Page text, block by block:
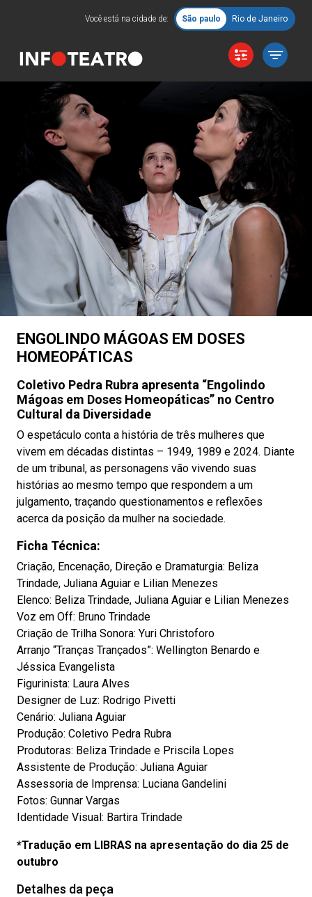
Você está na cidade de: São paulo Rio de Janeiro
ENGOLINDO MÁGOAS EM DOSES
HOMEOPÁTICAS
Coletivo Pedra Rubra apresenta “Engolindo
Mágoas em Doses Homeopáticas” no Centro
Cultural da Diversidade
O espetáculo conta a história de três mulheres que
vivem em décadas distintas – 1949, 1989 e 2024. Diante
de um tribunal, as personagens vão vivendo suas
histórias ao mesmo tempo que respondem a um
julgamento, traçando questionamentos e reflexões
acerca da posição da mulher na sociedade.
Ficha Técnica:
Criação, Encenação, Direção e Dramaturgia: Beliza
Trindade, Juliana Aguiar e Lilian Menezes
Elenco: Beliza Trindade, Juliana Aguiar e Lilian Menezes
Voz em Off: Bruno Trindade
Criação de Trilha Sonora: Yuri Christoforo
Arranjo “Tranças Trançados”: Wellington Benardo e
Jéssica Evangelista
Figurinista: Laura Alves
Designer de Luz: Rodrigo Pivetti
Cenário: Juliana Aguiar
Produção: Coletivo Pedra Rubra
Produtoras: Beliza Trindade e Priscila Lopes
Assistente de Produção: Juliana Aguiar
Assessoria de Imprensa: Luciana Gandelini
Fotos: Gunnar Vargas
Identidade Visual: Bartira Trindade
*Tradução em LIBRAS na apresentação do dia 25 de
outubro
Detalhes da peça